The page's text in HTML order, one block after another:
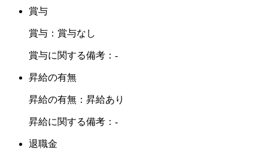
賞与
賞与：賞与なし
賞与に関する備考：-
昇給の有無
昇給の有無：昇給あり
昇給に関する備考：-
退職金